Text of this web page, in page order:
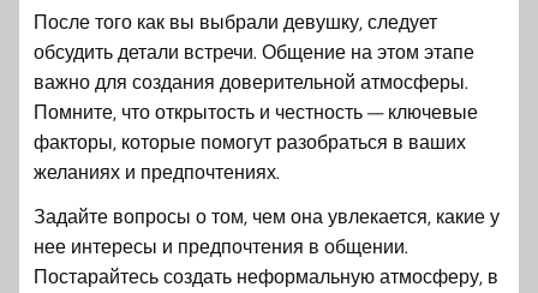
После того как вы выбрали девушку, следует
обсудить детали встречи. Общение на этом этапе
важно для создания доверительной атмосферы.
Помните, что открытость и честность — ключевые
факторы, которые помогут разобраться в ваших
желаниях и предпочтениях.
Задайте вопросы о том, чем она увлекается, какие у
нее интересы и предпочтения в общении.
Постарайтесь создать неформальную атмосферу, в